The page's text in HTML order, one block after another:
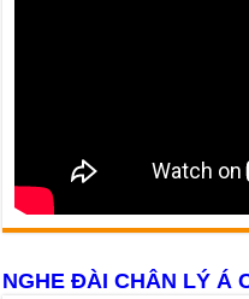
NGHE ĐÀI CHÂN LÝ Á